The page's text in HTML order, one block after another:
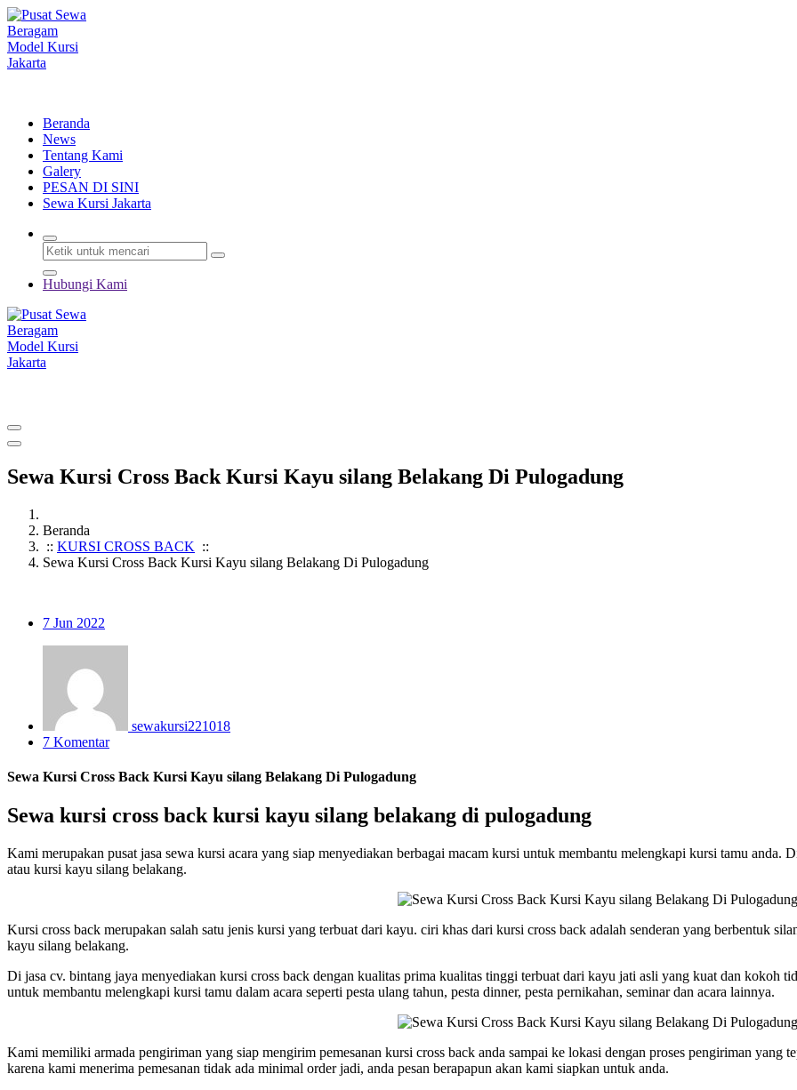
Lewati
ke
konten
Beranda
News
Tentang Kami
Galery
PESAN DI SINI
Sewa Kursi Jakarta
Hubungi Kami
Sewa Kursi Cross Back Kursi Kayu silang Belakang Di Pulogadung
Beranda
:: KURSI CROSS BACK ::
Sewa Kursi Cross Back Kursi Kayu silang Belakang Di Pulogadung
7 Jun 2022
sewakursi221018
7 Komentar
Sewa Kursi Cross Back Kursi Kayu silang Belakang Di Pulogadung
Sewa kursi cross back kursi kayu silang belakang di pulogadung
Kami merupakan pusat jasa sewa kursi acara yang siap menyediakan berbagai macam kursi untuk membantu melengkapi kursi tamu anda.
atau kursi kayu silang belakang.
Kursi cross back merupakan salah satu jenis kursi yang terbuat dari kayu. ciri khas dari kursi cross back adalah senderan yang berbentuk
kayu silang belakang.
Di jasa cv. bintang jaya menyediakan kursi cross back dengan kualitas prima kualitas tinggi terbuat dari kayu jati asli yang kuat dan kokoh
untuk membantu melengkapi kursi tamu dalam acara seperti pesta ulang tahun, pesta dinner, pesta pernikahan, seminar dan acara lainnya.
Kami memiliki armada pengiriman yang siap mengirim pemesanan kursi cross back anda sampai ke lokasi dengan proses pengiriman yang
karena kami menerima pemesanan tidak ada minimal order jadi, anda pesan berapapun akan kami siapkan untuk anda.